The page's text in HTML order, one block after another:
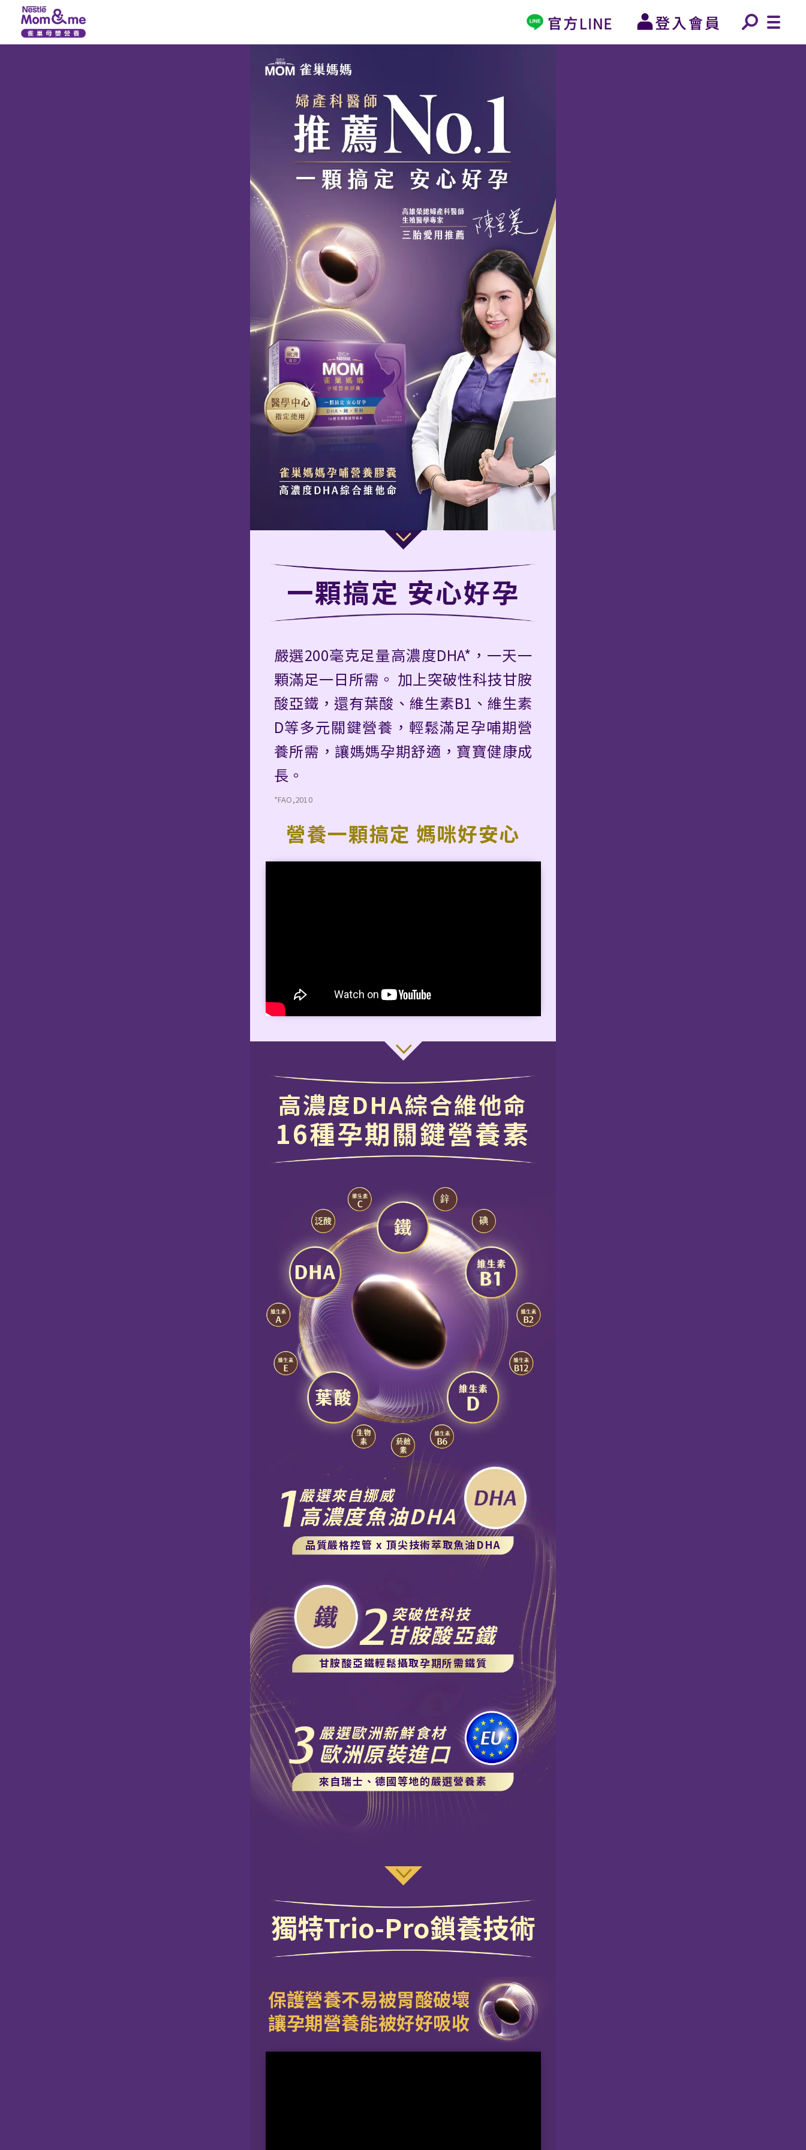
一顆搞定 安心好孕
嚴選200毫克足量高濃度DHA*，一天一
顆滿足一日所需。 加上突破性科技甘胺
酸亞鐵，還有葉酸、維生素B1、維生素
D等多元關鍵營養，輕鬆滿足孕哺期營
養所需，讓媽媽孕期舒適，寶寶健康成
長。
*FAO,2010
營養一顆搞定 媽咪好安心
高濃度DHA綜合維他命
16種孕期關鍵營養素
嚴選來自挪威
高濃度魚油DHA
品質嚴格控管 x 頂尖技術萃取魚油DHA
突破性科技
甘胺酸亞鐵
甘胺酸亞鐵輕鬆攝取孕期所需鐵質
嚴選歐洲新鮮食材
歐洲原裝進口
來自瑞士、德國等地的嚴選營養素
獨特Trio-Pro鎖養技術
保護營養不易被胃酸破壞
讓孕期營養能被好好吸收